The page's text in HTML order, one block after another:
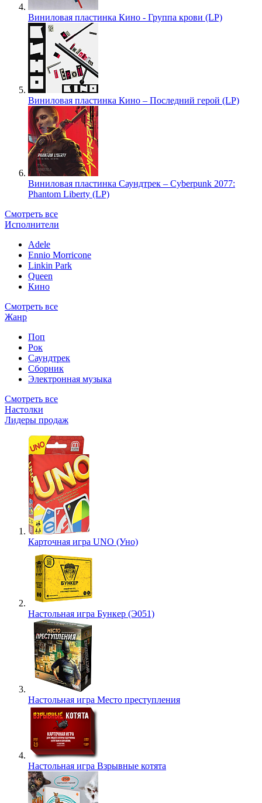
Виниловая пластинка Кино - Группа крови (LP)
Виниловая пластинка Кино – Последний герой (LP)
Виниловая пластинка Саундтрек – Cyberpunk 2077:
Phantom Liberty (LP)
Смотреть все
Исполнители
Adele
Ennio Morricone
Linkin Park
Queen
Кино
Смотреть все
Жанр
Поп
Рок
Саундтрек
Сборник
Электронная музыка
Смотреть все
Настолки
Лидеры продаж
Карточная игра UNO (Уно)
Настольная игра Бункер (Э051)
Настольная игра Место преступления
Настольная игра Взрывные котята